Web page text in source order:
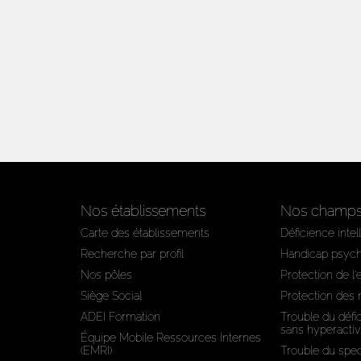
Nos établissements
Carte des établissements
Recherche par profil
Nos pôles
Siège Social
ADEI Formation
Équipe Mobile Ressources Internes
(EMRI)
Nos
Déficience
Handicap
Protection de
Protection des
Trouble du
sans
Trouble du